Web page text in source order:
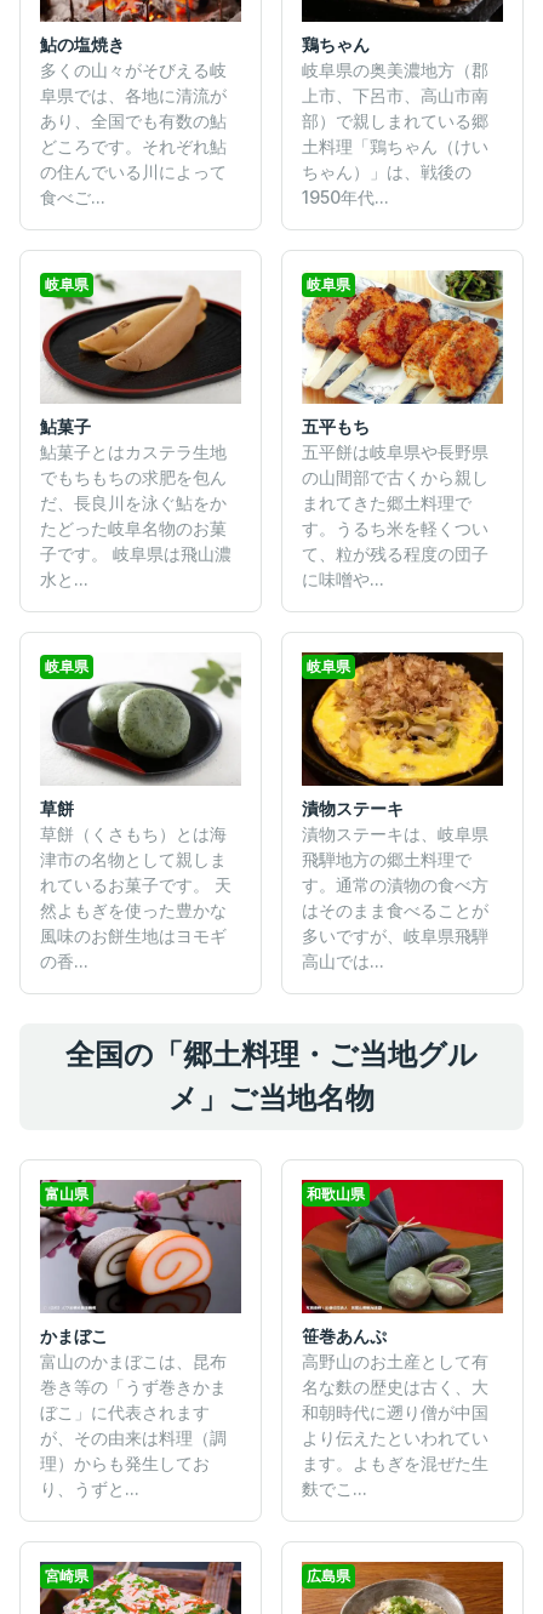
鮎の塩焼き
多くの山々がそびえる岐
阜県では、各地に清流が
あり、全国でも有数の鮎
どころです。それぞれ鮎
の住んでいる川によって
食べご...
鶏ちゃん
岐阜県の奥美濃地方（郡
上市、下呂市、高山市南
部）で親しまれている郷
土料理「鶏ちゃん（けい
ちゃん）」は、戦後の
1950年代...
岐阜県
鮎菓子
鮎菓子とはカステラ生地
でもちもちの求肥を包ん
だ、長良川を泳ぐ鮎をか
たどった岐阜名物のお菓
子です。 岐阜県は飛山濃
水と...
岐阜県
五平もち
五平餅は岐阜県や長野県
の山間部で古くから親し
まれてきた郷土料理で
す。うるち米を軽くつい
て、粒が残る程度の団子
に味噌や...
岐阜県
草餅
草餅（くさもち）とは海
津市の名物として親しま
れているお菓子です。 天
然よもぎを使った豊かな
風味のお餅生地はヨモギ
の香...
岐阜県
漬物ステーキ
漬物ステーキは、岐阜県
飛騨地方の郷土料理で
す。通常の漬物の食べ方
はそのまま食べることが
多いですが、岐阜県飛騨
高山では...
全国の「郷土料理・ご当地グル
メ」ご当地名物
富山県
かまぼこ
富山のかまぼこは、昆布
巻き等の「うず巻きかま
ぼこ」に代表されます
が、その由来は料理（調
理）からも発生してお
り、うずと...
和歌山県
笹巻あんぷ
高野山のお土産として有
名な麩の歴史は古く、大
和朝時代に遡り僧が中国
より伝えたといわれてい
ます。よもぎを混ぜた生
麩でこ...
宮崎県 広島県